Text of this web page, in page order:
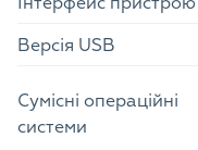
Версія USB
Сумісні операційні
системи